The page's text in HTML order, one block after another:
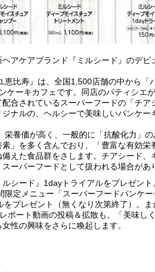
アケアブランド『ミルシード』のデビ
比寿』は、全国1,500店舗の中から「
ケーキカフェです。同店のパティシエ
合されているスーパーフードの「チア
ナルの、ヘルシーで美味しいパンケー
養価が高く、一般的に「抗酸化力」
」を多く含んでおり、「豊富な有効栄
えた食品群をさします。チアシード、
ーパーフードとして扱われる場合があ
シード』1dayトライアルをプレゼント
限定メニュー「スーパーフードパンケ
プレゼント（無くなり次第終了）。ま
ポート動画の投稿＆拡散も。「美味し
性の興味をさらに喚起します。